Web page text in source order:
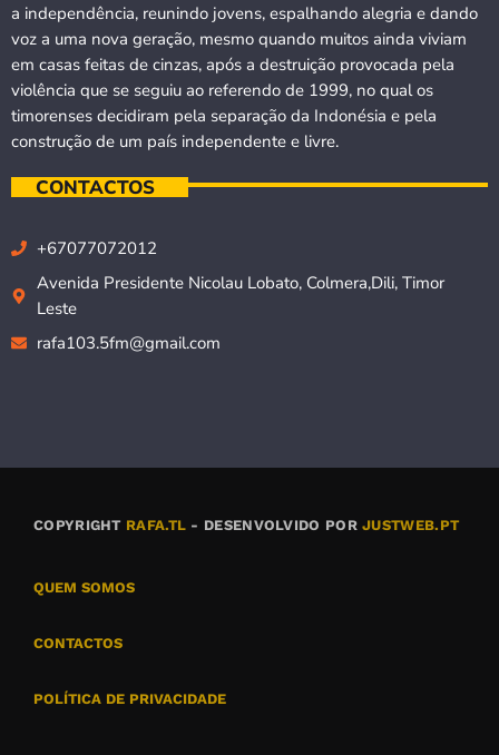
a independência, reunindo jovens, espalhando alegria e dando
voz a uma nova geração, mesmo quando muitos ainda viviam
em casas feitas de cinzas, após a destruição provocada pela
violência que se seguiu ao referendo de 1999, no qual os
timorenses decidiram pela separação da Indonésia e pela
construção de um país independente e livre.
CONTACTOS
+67077072012
Avenida Presidente Nicolau Lobato, Colmera,Dili, Timor
Leste
rafa103.5fm@gmail.com
COPYRIGHT RAFA.TL - DESENVOLVIDO PORJUSTWEB.PT
QUEM SOMOS
CONTACTOS
POLÍTICA DE PRIVACIDADE